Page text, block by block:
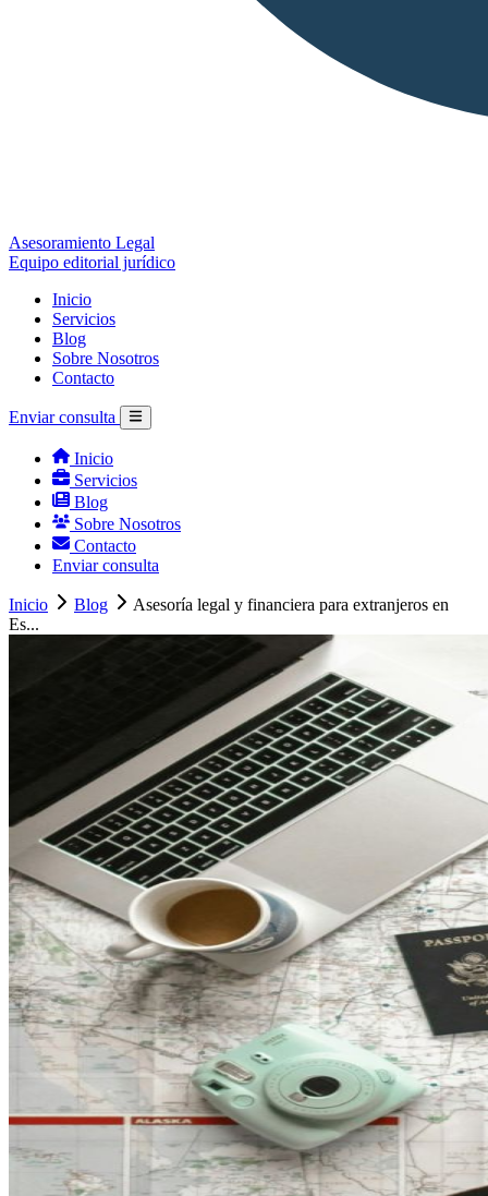
Asesoramiento Legal
Equipo editorial jurídico
Inicio
Servicios
Blog
Sobre Nosotros
Contacto
Enviar consulta
Inicio
Servicios
Blog
Sobre Nosotros
Contacto
Enviar consulta
Inicio Blog
Asesoría legal y financiera para extranjeros en
Es...